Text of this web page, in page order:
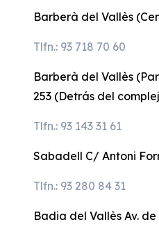
Barberà del Vallès
Tlfn.: 93 718 70 60
Barberà del Vallès
253 (Detrás del
Tlfn.: 93 143 31 61
Sabadell C/ Antoni
Tlfn.: 93 280 84 31
Badia del Vallès Av. de